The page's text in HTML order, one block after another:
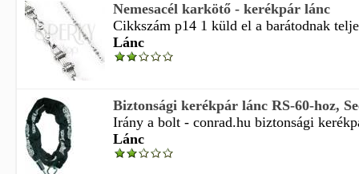
Nemesacél karkötő - kerékpár lánc
Cikkszám p14 1 küld el a barátodnak
Lánc
Biztonsági kerékpár lánc RS-60-hoz,
Irány a bolt - conrad.hu biztonsági
Lánc